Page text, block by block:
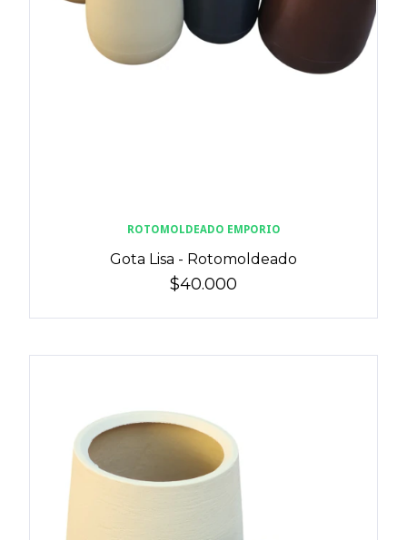
ROTOMOLDEADO EMPORIO
Gota Lisa - Rotomoldeado
$40.000